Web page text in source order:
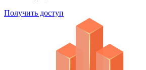
Поиск облигаций
Надстройка Excel
Получить доступ